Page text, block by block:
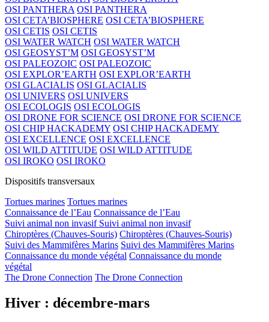
OSI PANTHERA OSI PANTHERA
OSI CETA’BIOSPHERE OSI CETA’BIOSPHERE
OSI CETIS OSI CETIS
OSI WATER WATCH OSI WATER WATCH
OSI GEOSYST’M OSI GEOSYST’M
OSI PALEOZOIC OSI PALEOZOIC
OSI EXPLOR’EARTH OSI EXPLOR’EARTH
OSI GLACIALIS OSI GLACIALIS
OSI UNIVERS OSI UNIVERS
OSI ECOLOGIS OSI ECOLOGIS
OSI DRONE FOR SCIENCE OSI DRONE FOR SCIENCE
OSI CHIP HACKADEMY OSI CHIP HACKADEMY
OSI EXCELLENCE OSI EXCELLENCE
OSI WILD ATTITUDE OSI WILD ATTITUDE
OSI IROKO OSI IROKO
Dispositifs transversaux
Tortues marines Tortues marines
Connaissance de l’Eau Connaissance de l’Eau
Suivi animal non invasif Suivi animal non invasif
Chiroptères (Chauves-Souris) Chiroptères (Chauves-Souris)
Suivi des Mammifères Marins Suivi des Mammifères Marins
Connaissance du monde végétal Connaissance du monde
végétal
The Drone Connection The Drone Connection
Hiver : décembre-mars